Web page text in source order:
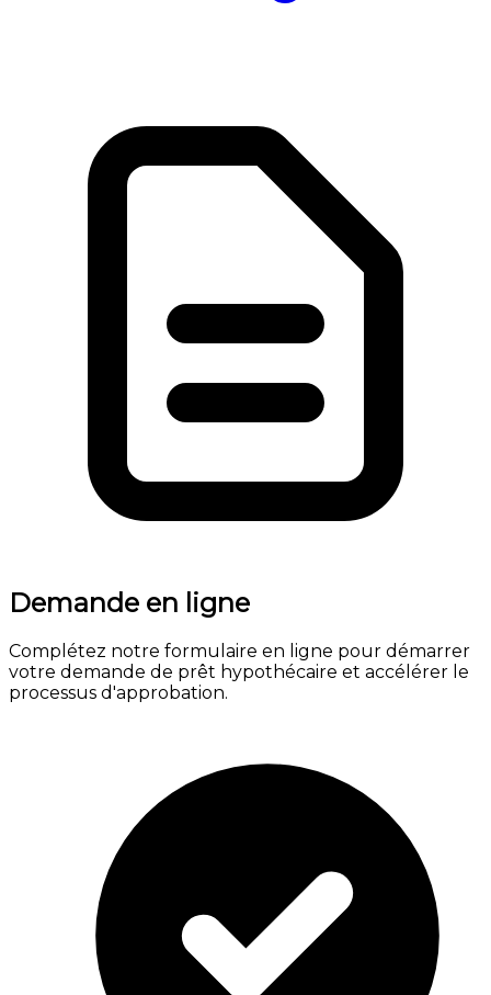
Demande en ligne
Complétez notre formulaire en ligne pour démarrer
votre demande de prêt hypothécaire et accélérer le
processus d'approbation.